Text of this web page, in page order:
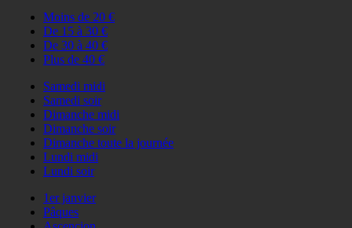
Moins de 20 €
De 15 à 30 €
De 30 à 40 €
Plus de 40 €
Samedi midi
Samedi soir
Dimanche midi
Dimanche soir
Dimanche toute la journée
Lundi midi
Lundi soir
1er janvier
Pâques